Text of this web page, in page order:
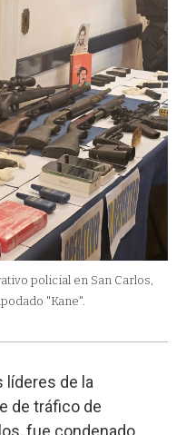
policial en San Carlos,
"Kane".
líderes de la
de tráfico de
fue condenado